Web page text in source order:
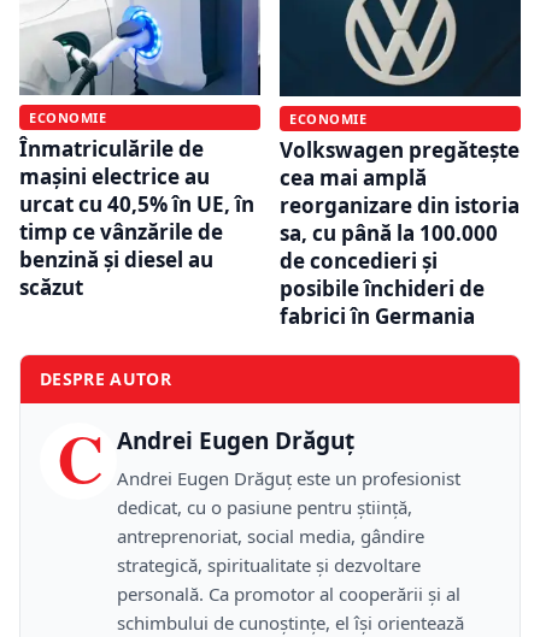
ECONOMIE
Înmatriculările de
mașini electrice au
urcat cu 40,5% în UE, în
timp ce vânzările de
benzină și diesel au
scăzut
ECONOMIE
Volkswagen pregătește
cea mai amplă
reorganizare din istoria
sa, cu până la 100.000
de concedieri și
posibile închideri de
fabrici în Germania
DESPRE AUTOR
C Andrei Eugen Drăguț
Andrei Eugen Drăguț este un profesionist
dedicat, cu o pasiune pentru știință,
antreprenoriat, social media, gândire
strategică, spiritualitate și dezvoltare
personală. Ca promotor al cooperării și al
schimbului de cunoștințe, el își orientează